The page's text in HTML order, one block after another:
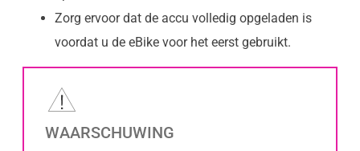
Zorg ervoor dat de accu volledig opgeladen is
voordat u de eBike voor het eerst gebruikt.
WAARSCHUWING